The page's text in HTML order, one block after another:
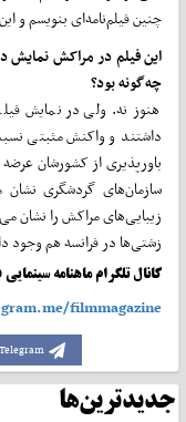
چنین فیلم‌نامه‌ای بنویسم و
این فیلم در مراکش نمایش
چه‌گونه بود؟
هنوز نه. ولی در نمایش
داشتند و واکنش مثبتی
باورپذیری از کشورشان
سازمان‌های گردشگری نشان‌
زیبایی‌های مراکش را نشان‌
زشتی‌ها در فرانسه هم وجود
کانال تلگرام ماهنامه سینمایی
filmmagazine
Telegram
جدیدترین‌ها